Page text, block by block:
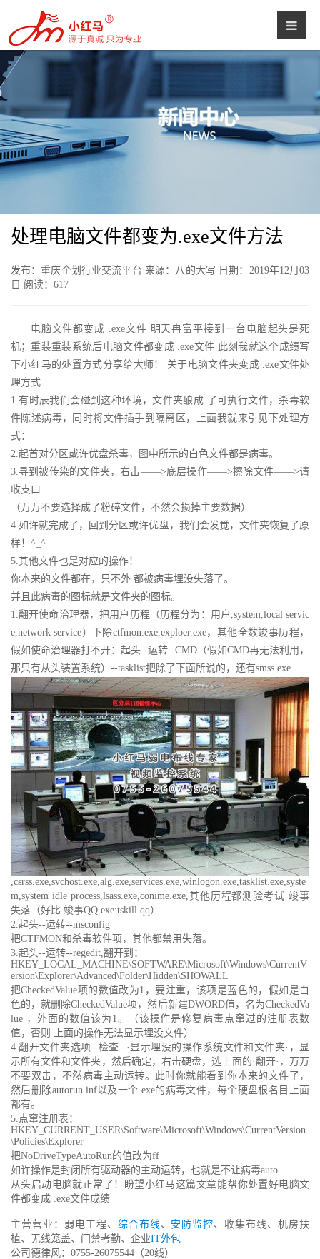
处理电脑文件都变为.exe文件方法
发布：重庆企划行业交流平台 来源：八的大写 日期：2019年12月03
日 阅读： 617
电脑文件都变成 .exe文件 明天冉富平接到一台电脑起头是死
机；重装重装系统后电脑文件都变成 .exe文件 此刻我就这个成绩写
下小红马的处置方式分享给大师！ 关于电脑文件夹变成 .exe文件处
理方式
1.有时辰我们会碰到这种环境，文件夹酿成 了可执行文件，杀毒软
件陈述病毒，同时将文件插手到隔离区，上面我就来引见下处理方
式：
2.起首对分区或许优盘杀毒，图中所示的白色文件都是病毒。
3.寻到被传染的文件夹，右击——>底层操作——>擦除文件——>请
收支口
（万万不要选择成了粉碎文件，不然会损掉主要数据）
4.如许就完成了，回到分区或许优盘，我们会发觉，文件夹恢复了原
样！^_^
5.其他文件也是对应的操作！
你本来的文件都在，只不外 都被病毒埋没失落了。
并且此病毒的图标就是文件夹的图标。
1.翻开使命治理器，把用户历程（历程分为：用户,system,local servic
e,network service）下除ctfmon.exe,exploer.exe，其他全数竣事历程，
假如使命治理器打不开：起头--运转--CMD（假如CMD再无法利用，
那只有从头装置系统）--tasklist把除了下面所说的，还有smss.exe
,csrss.exe,svchost.exe,alg.exe,services.exe,winlogon.exe,tasklist.exe,syste
m,system idle process,lsass.exe,conime.exe,其他历程都测验考试 竣事
失落（好比 竣事QQ.exe:tskill qq）
2.起头--运转--msconfig
把CTFMON和杀毒软件项，其他都禁用失落。
3.起头--运转--regedit,翻开到：
HKEY_LOCAL_MACHINE\SOFTWARE\Microsoft\Windows\CurrentV
ersion\Explorer\Advanced\Folder\Hidden\SHOWALL
把CheckedValue项的数值改为1，要注重，该项是蓝色的，假如是白
色的，就删除CheckedValue项，然后新建DWORD值，名为CheckedVa
lue ，外面的数值该为1。（该操作是修复病毒点窜过的注册表数
值，否则 上面的操作无法显示埋没文件）
4.翻开文件夹选项--检查--·显示埋没的操作系统文件和文件夹·，显
示所有文件和文件夹，然后确定，右击硬盘，选上面的·翻开·，万万
不要双击，不然病毒主动运转。此时你就能看到你本来的文件了，
然后删除autorun.inf以及一个.exe的病毒文件，每个硬盘根名目上面
都有。
5.点窜注册表：
HKEY_CURRENT_USER\Software\Microsoft\Windows\CurrentVersion
\Policies\Explorer
把NoDriveTypeAutoRun的值改为ff
如许操作是封闭所有驱动器的主动运转，也就是不让病毒auto
从头启动电脑就正常了！盼望小红马这篇文章能帮你处置好电脑文
件都变成 .exe文件成绩
主营营业：弱电工程、 综合布线 、 安防监控、收集布线、机房扶
植、无线笼盖、门禁考勤、企业IT外包
公司德律风：0755-26075544（20线）